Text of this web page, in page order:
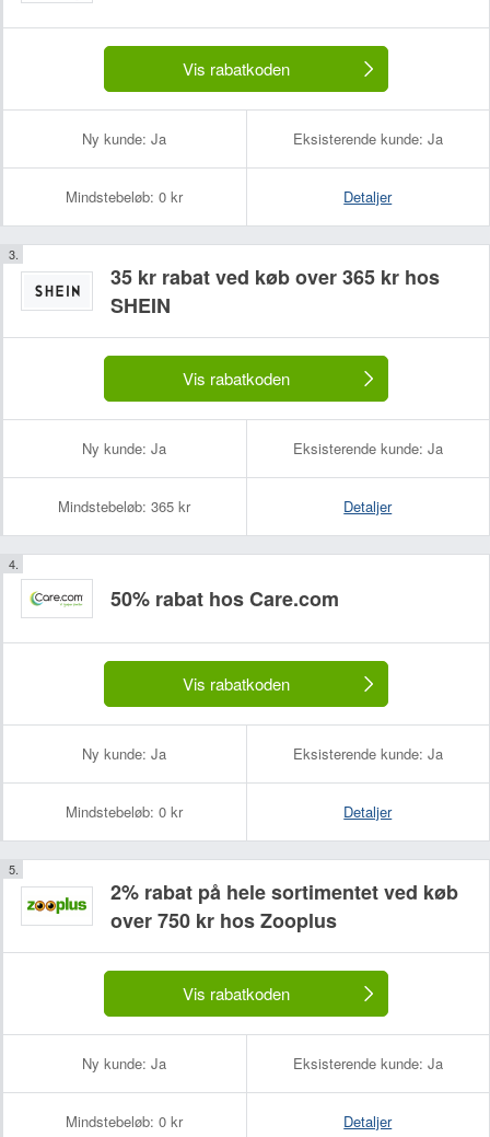
Vis rabatkoden
Ny kunde: Ja Eksisterende kunde: Ja
Mindstebeløb: 0 kr Detaljer
35 kr rabat ved køb over 365 kr hos
SHEIN
Vis rabatkoden
Ny kunde: Ja Eksisterende kunde: Ja
Mindstebeløb: 365 kr Detaljer
50% rabat hos Care.com
Vis rabatkoden
Ny kunde: Ja Eksisterende kunde: Ja
Mindstebeløb: 0 kr Detaljer
2% rabat på hele sortimentet ved køb
over 750 kr hos Zooplus
Vis rabatkoden
Ny kunde: Ja Eksisterende kunde: Ja
Mindstebeløb: 0 kr Detaljer
Din e-mailadresse (bliver ikke offentliggjort):